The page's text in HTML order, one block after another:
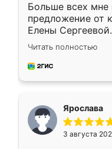
Больше всех мне
предложение от
Елены
короткие сроки
для замера
предложил по
Читать полностью
Ярослава
3 августа